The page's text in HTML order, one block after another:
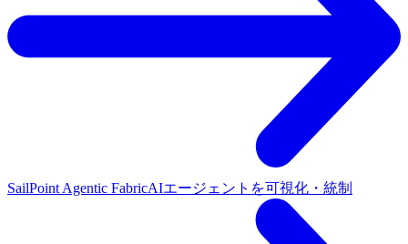
SailPoint Agentic FabricAIエージェントを可視化・統制